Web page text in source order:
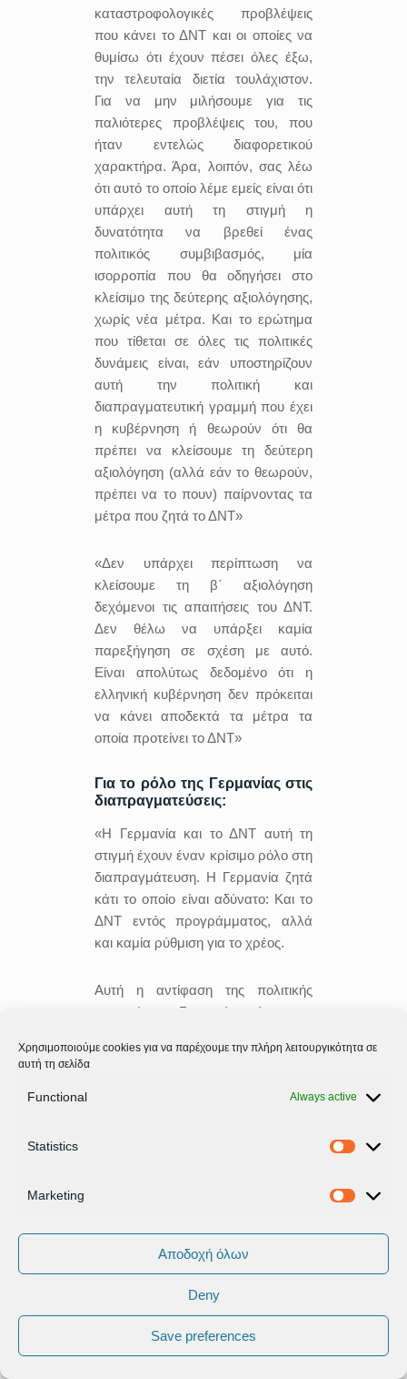
Χρησιμοποιούμε cookies για να παρέχουμε την πλήρη λειτουργικότητα σε
αυτή τη σελίδα
Functional Always active
Statistics
Marketing
Αποδοχή όλων
Deny
Save preferences
καταστροφολογικές προβλέψεις
που κάνει το ΔΝΤ και οι οποίες να
θυμίσω ότι έχουν πέσει όλες έξω,
την τελευταία διετία τουλάχιστον.
Για να μην μιλήσουμε για τις
παλιότερες προβλέψεις του, που
ήταν εντελώς διαφορετικού
χαρακτήρα. Άρα, λοιπόν, σας λέω
ότι αυτό το οποίο λέμε εμείς είναι ότι
υπάρχει αυτή τη στιγμή η
δυνατότητα να βρεθεί ένας
πολιτικός συμβιβασμός, μία
ισορροπία που θα οδηγήσει στο
κλείσιμο της δεύτερης αξιολόγησης,
χωρίς νέα μέτρα. Και το ερώτημα
που τίθεται σε όλες τις πολιτικές
δυνάμεις είναι, εάν υποστηρίζουν
αυτή την πολιτική και
διαπραγματευτική γραμμή που έχει
η κυβέρνηση ή θεωρούν ότι θα
πρέπει να κλείσουμε τη δεύτερη
αξιολόγηση (αλλά εάν το θεωρούν,
πρέπει να το πουν) παίρνοντας τα
μέτρα που ζητά το ΔΝΤ»
«Δεν υπάρχει περίπτωση να
κλείσουμε τη β΄ αξιολόγηση
δεχόμενοι τις απαιτήσεις του ΔΝΤ.
Δεν θέλω να υπάρξει καμία
παρεξήγηση σε σχέση με αυτό.
Είναι απολύτως δεδομένο ότι η
ελληνική κυβέρνηση δεν πρόκειται
να κάνει αποδεκτά τα μέτρα τα
οποία προτείνει το ΔΝΤ»
Για το ρόλο της Γερμανίας στις
διαπραγματεύσεις:
«Η Γερμανία και το ΔΝΤ αυτή τη
στιγμή έχουν έναν κρίσιμο ρόλο στη
διαπραγμάτευση. Η Γερμανία ζητά
κάτι το οποίο είναι αδύνατο: Και το
ΔΝΤ εντός προγράμματος, αλλά
και καμία ρύθμιση για το χρέος.
Αυτή η αντίφαση της πολιτικής
γραμμής της Γερμανίας, είναι στην
ακολουθεί από την αρχή του το
λοιπόν, ότι, όπως βρέθηκε λύση
τελική έξοδο από το πρόγραμμα»
Για το αν υφίσταται η
πιθανότητα ρήξης:
διαμορφώνεται αυτή τη στιγμή στην